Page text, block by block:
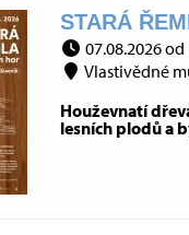
STARÁ
07.08.2026
Vlastivědné
Houževnatí
lesních plodů a